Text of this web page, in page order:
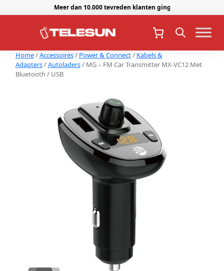
Meer dan 10.000 tevreden klanten gingen je voor.
Home/Accessoires/ Power & Connect/ Kabels &
Adapters/Autoladers/ MG – FM Car Transmitter MX-VC12 Met
Bluetooth / USB